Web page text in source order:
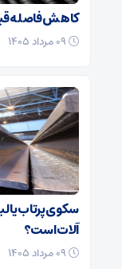
کاهش فاصله
سکوی پرتاب یا
آلات است؟